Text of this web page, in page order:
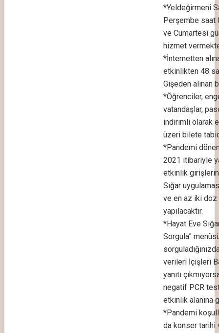
*Yeldeğirmeni
Perşembe saat
ve Cumartesi
hizmet
*İnternetten
etkinlikten 48
Gişeden alınan
*Öğrenciler,
vatandaşlar,
indirimli olarak
üzeri bilete
*Pandemi
2021 itibariyle
etkinlik
Sığar
ve en az iki doz
yapılacaktır.
*Hayat Eve
Sorgula”
verileri İçişleri
yanıtı
negatif PCR
etkinlik alanına
*Pandemi
da konser tarihi